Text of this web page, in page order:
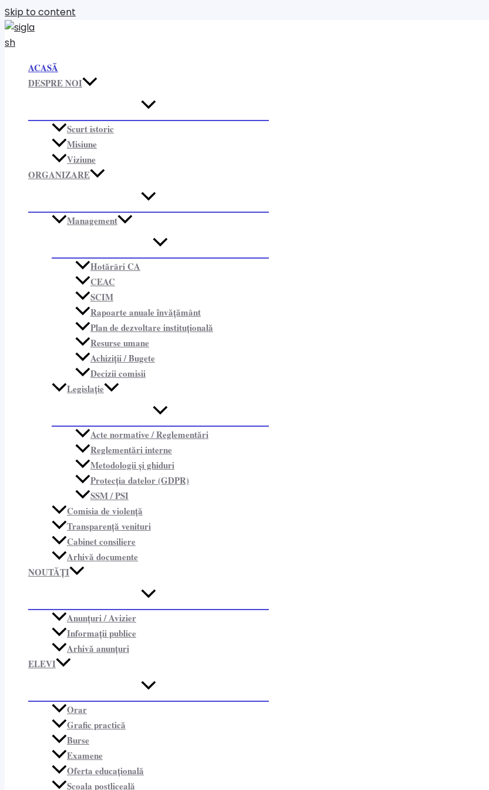
Skip to content
ACASĂ
DESPRE NOI
Scurt istoric
Misiune
Viziune
ORGANIZARE​
Management
Hotărâri CA
CEAC
SCIM
Rapoarte anuale învățământ
Plan de dezvoltare instituțională
Resurse umane
Achiziții / Bugete
Decizii comisii
Legislație
Acte normative / Reglementări
Reglementări interne
Metodologii și ghiduri
Protecția datelor (GDPR)
SSM / PSI
Comisia de violență
Transparență venituri
Cabinet consiliere​
Arhivă documente
NOUTĂȚI
Anunțuri / Avizier
Informații publice​
Arhivă anunțuri
ELEVI
Orar
Grafic practică
Burse
Examene
Oferta educațională
Școala postliceală